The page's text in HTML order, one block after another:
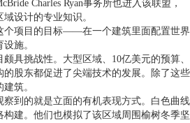
Charles Ryan事务所也进入该联盟，
设计的专业知识。
个项目的目标——在一个建筑里面配置世界
施。
具挑战性。大型区域、10亿美元的预算、
股东都促进了尖端技术的发展。除了这些
筑。
到的就是立面的有机表现方式。白色曲线
建。他们也模拟了该区域周围榆树冬季坚